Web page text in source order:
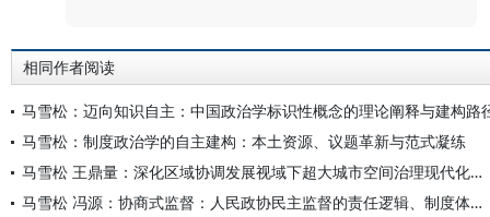
相同作者阅读
马雪松：迈向知识自主：中国政治学标识性概念的理论阐释与建构路
马雪松：制度政治学的自主建构：本土资源、议题革新与范式凝练
马雪松 王鼎量：深化区域协调发展视域下超大城市空间治理现代化的内在机理与实现路径
马雪松 冯源：协商式监督：人民政协民主监督的责任逻辑、制度体系与实践路径